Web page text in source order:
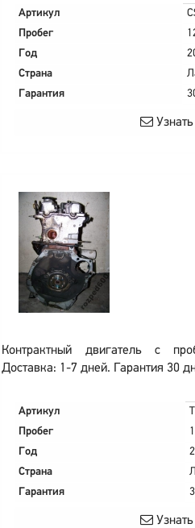
Артикул
Пробег
Год
Страна
Гарантия
Контрактный двигатель с
Доставка: 1-7 дней. Гарантия 30
Артикул
Пробег
Год
Страна
Гарантия